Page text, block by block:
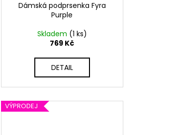
Dámská podprsenka Fyra
Purple
Skladem (1 ks)
769 Kč
DETAIL
VÝPRODEJ